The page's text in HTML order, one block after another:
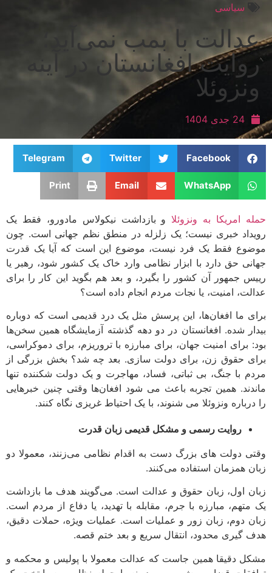
سیاسی
عدالت با بمب نمی‌آید؛
روایت افغانستان در آینه
ونزوئلا
24 جدی 1404
Facebook
Twitter
Telegram
WhatsApp
Email
Print
حمله امریکا به ونزوئلاو بازداشت نیکولاس مادورو، فقط یک
رویداد خبری نیست؛ یک زلزله در منطق نظم جهانی است. چون
موضوع فقط یک فرد نیست، موضوع این است که آیا یک قدرت
جهانی حق دارد با ابزار نظامی وارد خاک یک کشور شود، رهبر یا
رییس جمهور آن کشور را بگیرد، و بعد هم بگوید این کار را برای
عدالت، امنیت، یا نجات مردم انجام داده است؟
برای ما افغان‌ها، این پرسش مثل یک درد قدیمی است که دوباره
بیدار شده. افغانستان در دو دهه گذشته آزمایشگاه همین سخن‌ها
بود: برای امنیت جهان، برای مبارزه با تروریزم، برای دموکراسی،
برای حقوق زن، برای دولت سازی. بعد چه شد؟ بخش بزرگی از
مردم با جنگ، بی ثباتی، فساد، مهاجرت و یک دولت شکننده تنها
ماندند. همین تجربه باعث می شود افغان‌ها وقتی چنین خبرهایی
را درباره ونزوئلا می شنوند، با یک احتیاط غریزی نگاه ‌کنند.
روایت رسمی و مشکل قدیمی زبان قدرت
وقتی دولت های بزرگ دست به اقدام نظامی می‌زنند، معمولا دو
زبان همزمان استفاده می‌کنند.
زبان اول، زبان حقوق و عدالت است. می‌گویند هدف ما بازداشت
یک متهم، مبارزه با جرم، مقابله با تهدید، یا دفاع از مردم است.
زبان دوم، زبان زور و عملیات است. عملیات ویژه، حملات دقیق،
هدف گیری محدود، انتقال سریع و بعد ختم قصه.
مشکل دقیقا همین جاست که عدالت معمولا با پولیس و محکمه و